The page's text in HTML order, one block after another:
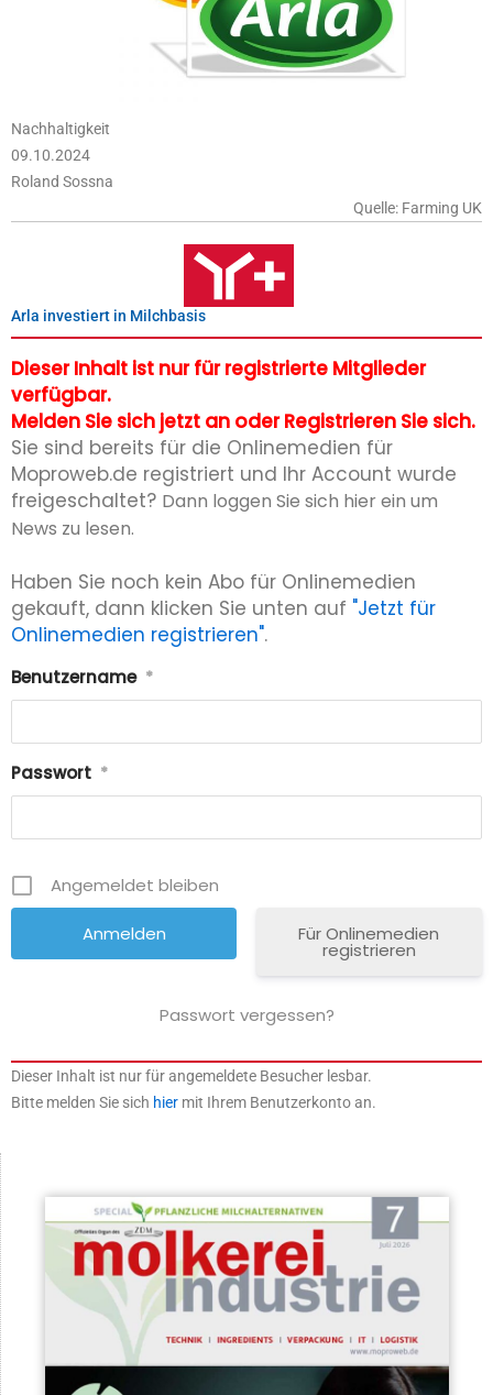
Nachhaltigkeit
09.10.2024
Roland Sossna
Quelle: Farming UK
Arla investiert in Milchbasis
Dieser Inhalt ist nur für registrierte Mitglieder
verfügbar.
Melden Sie sich jetzt an oder Registrieren Sie sich.
Sie sind bereits für die Onlinemedien für
Moproweb.de registriert und Ihr Account wurde
freigeschaltet? Dann loggen Sie sich hier ein um
News zu lesen.
Haben Sie noch kein Abo für Onlinemedien
gekauft, dann klicken Sie unten auf "Jetzt für
Onlinemedien registrieren".
Benutzername *
Passwort *
Angemeldet bleiben
Für Onlinemedien
registrieren
Passwort vergessen?
Dieser Inhalt ist nur für angemeldete Besucher lesbar.
Bitte melden Sie sich hier mit Ihrem Benutzerkonto an.